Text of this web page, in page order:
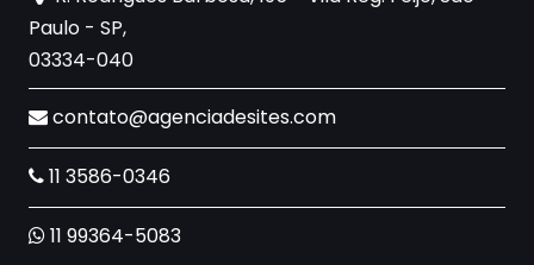
Paulo - SP,
03334-040
contato@agenciadesites.com
11 3586-0346
11 99364-5083